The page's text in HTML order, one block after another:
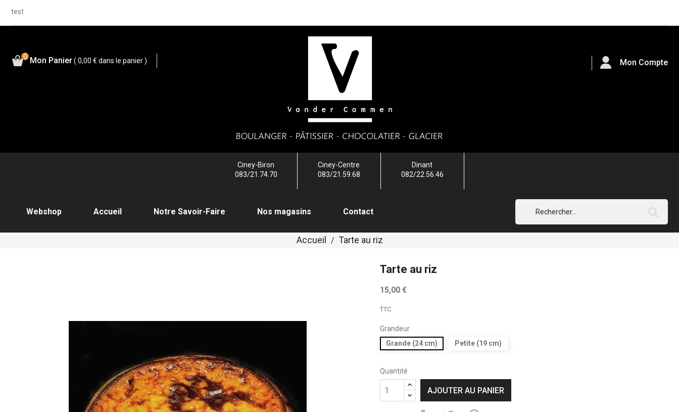
test
0 Mon Panier( 0,00 € dans le panier ) Mon Compte
Ciney-Biron
083/21.74.70
Ciney-Centre
083/21.59.68
Dinant
082/22.56.46
Webshop Accueil Notre Savoir-Faire Nos magasins Contact
Accueil Tarte au riz
Tarte au riz
15,00 €
TTC
Grandeur
Grande (24 cm)
Petite (19 cm)
Quantité
AJOUTER AU PANIER